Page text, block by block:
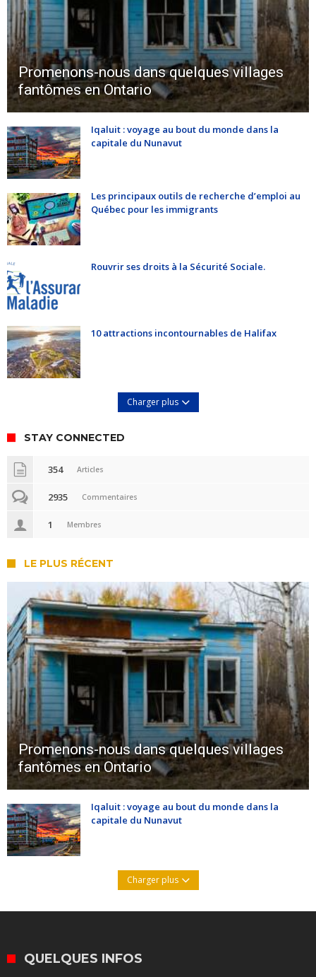
Promenons-nous dans quelques villages
fantômes en Ontario
Iqaluit : voyage au bout du monde dans la
capitale du Nunavut
Les principaux outils de recherche d’emploi au
Québec pour les immigrants
Rouvrir ses droits à la Sécurité Sociale.
10 attractions incontournables de Halifax
Charger plus
STAY CONNECTED
354 Articles
2935 Commentaires
1 Membres
LE PLUS RÉCENT
Promenons-nous dans quelques villages
fantômes en Ontario
Iqaluit : voyage au bout du monde dans la
capitale du Nunavut
Charger plus
QUELQUES INFOS